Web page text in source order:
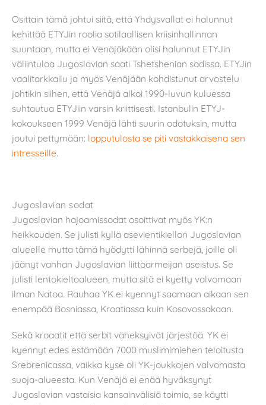
Osittain tämä johtui siitä, että Yhdysvallat ei halunnut
kehittää ETYJin roolia sotilaallisen kriisinhallinnan
suuntaan, mutta ei Venäjäkään olisi halunnut ETYJin
väliintuloa Jugoslavian saati Tshetshenian sodissa. ETYJin
vaalitarkkailu ja myös Venäjään kohdistunut arvostelu
johtikin siihen, että Venäjä alkoi 1990-luvun kuluessa
suhtautua ETYJiin varsin kriittisesti. Istanbulin ETYJ-
kokoukseen 1999 Venäjä lähti suurin odotuksin, mutta
joutui pettymään: lopputulosta se piti vastakkaisena sen
intresseille.
Jugoslavian sodat
Jugoslavian hajoamissodat osoittivat myös YK:n
heikkouden. Se julisti kyllä asevientikiellon Jugoslavian
alueelle mutta tämä hyödytti lähinnä serbejä, joille oli
jäänyt vanhan Jugoslavian liittoarmeijan aseistus. Se
julisti lentokieltoalueen, mutta sitä ei kyetty valvomaan
ilman Natoa. Rauhaa YK ei kyennyt saamaan aikaan sen
enempää Bosniassa, Kroatiassa kuin Kosovossakaan.
Sekä kroaatit että serbit väheksyivät järjestöä. YK ei
kyennyt edes estämään 7000 muslimimiehen teloitusta
Srebrenicassa, vaikka kyse oli YK-joukkojen valvomasta
suoja-alueesta. Kun Venäjä ei enää hyväksynyt
Jugoslavian vastaisia kansainvälisiä toimia, se käytti